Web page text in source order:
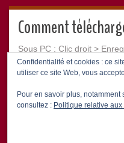
Comment
Sous PC : Clic droit >
Sous Mac : CTRL + Clic >
Confidentialité et cookies : ce
utiliser ce site Web, vous
Pour en savoir plus,
consultez : Politique relative